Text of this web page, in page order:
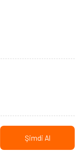
Şimdi Al